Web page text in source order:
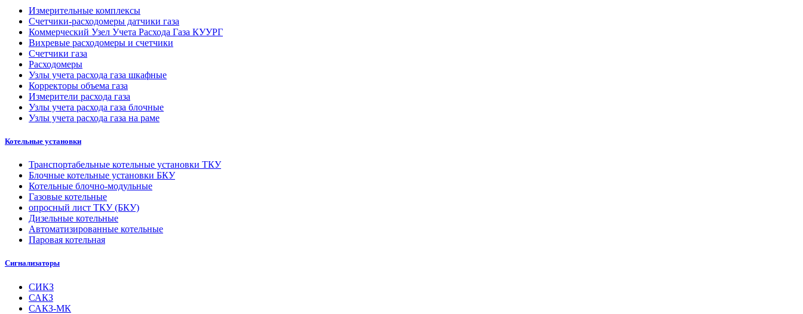
Измерительные комплексы
Счетчики-расходомеры датчики газа
Коммерческий Узел Учета Расхода Газа КУУРГ
Вихревые расходомеры и счетчики
Счетчики газа
Расходомеры
Узлы учета расхода газа шкафные
Корректоры объема газа
Измерители расхода газа
Узлы учета расхода газа блочные
Узлы учета расхода газа на раме
Котельные установки
Транспортабельные котельные установки ТКУ
Блочные котельные установки БКУ
Котельные блочно-модульные
Газовые котельные
опросный лист ТКУ (БКУ)
Дизельные котельные
Автоматизированные котельные
Паровая котельная
Сигнализаторы
СИКЗ
САКЗ
САКЗ-МК